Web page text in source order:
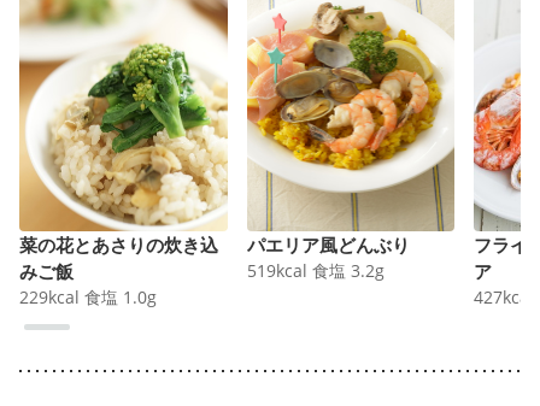
菜の花とあさりの炊き込
みご飯
229kcal 食塩 1.0g
パエリア風どんぶり
519kcal 食塩 3.2g
フライ
ア
427kcal